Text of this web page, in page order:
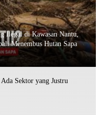
Ilegal di Kawasan Nantu,
Menembus Hutan Sapa
Sektor yang Justru